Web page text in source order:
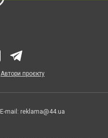
Автори проєкту
mail: reklama@44.ua